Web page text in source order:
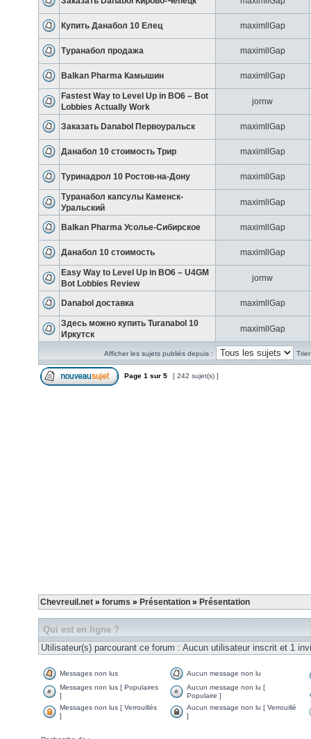
Купить Данабол 10 Елец maximllGap
Туранабол продажа maximllGap
Balkan Pharma Камышин maximllGap
Fastest Way to Level Up in BO6 – Bot
Lobbies Actually Work
jornw
Заказать Danabol Первоуральск maximllGap
Данабол 10 стоимость Трир maximllGap
Туринадрол 10 Ростов-на-Дону maximllGap
Туранабол капсулы Каменск-
Уральский
maximllGap
Balkan Pharma Усолье-Сибирское maximllGap
Данабол 10 стоимость maximllGap
Easy Way to Level Up in BO6 – U4GM
Bot Lobbies Review
jornw
Danabol доставка maximllGap
Здесь можно купить Turanabol 10
Иркутск
maximllGap
Afficher les sujets publiés depuis :
Page 1 sur 5 [ 242 sujet(s) ]
Chevreuil.net » forums » Présentation » Présentation
Qui est en ligne ?
Utilisateur(s) parcourant ce forum : Aucun utilisateur inscrit et 1
Messages non lus
Aucun message non lu
Messages non lus [ Populaires
]
Aucun message non lu [
Populaire ]
Messages non lus [ Verrouillés
]
Aucun message non lu [ Verrouillé
]